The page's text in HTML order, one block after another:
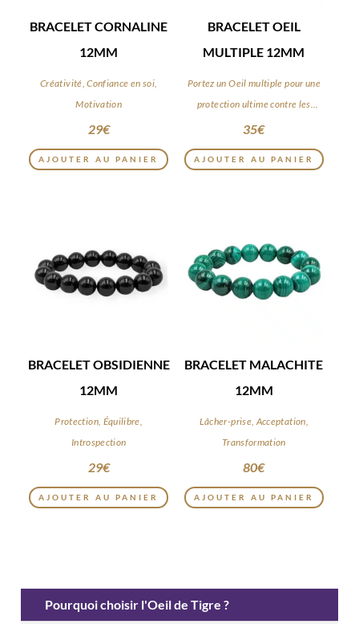
BRACELET CORNALINE
12MM
Créativité, Confiance en soi,
Motivation
29€
AJOUTER AU PANIER
BRACELET OEIL
MULTIPLE 12MM
Portez un Oeil multiple pour une
protection ultime contre les
énergies négatives
35€
AJOUTER AU PANIER
BRACELET OBSIDIENNE
12MM
Protection, Équilibre,
Introspection
29€
AJOUTER AU PANIER
BRACELET MALACHITE
12MM
Lâcher-prise, Acceptation,
Transformation
80€
AJOUTER AU PANIER
Pourquoi choisir l'Oeil de Tigre ?